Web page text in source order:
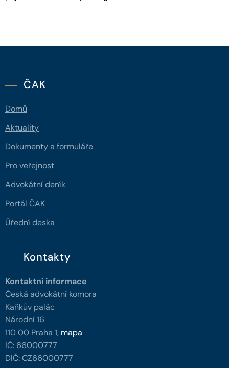
ČAK
Domů
Aktuality
Dokumenty a formuláře
Pro veřejnost
Advokátní deník
Portál ČAK
Úřední deska
Kontakty
Kontaktní informace
Česká advokátní komora
Kaňkův palác
Národní 16
110 00 Praha 1, mapa
IČ: 66000777
DIČ: CZ66000777